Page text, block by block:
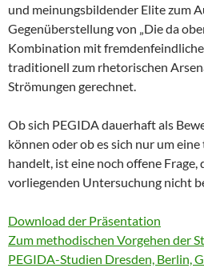
und meinungsbildender Elite zum
Gegenüberstellung von „Die da
Kombination mit
traditionell zum rhetorischen
Strömungen gerechnet.
Ob sich PEGIDA dauerhaft als
können oder ob es sich nur um
handelt, ist eine noch offene Frage,
vorliegenden Untersuchung nicht
Download der Präsentation
Zum methodischen Vorgehen der
PEGIDA-Studien Dresden, Berlin,